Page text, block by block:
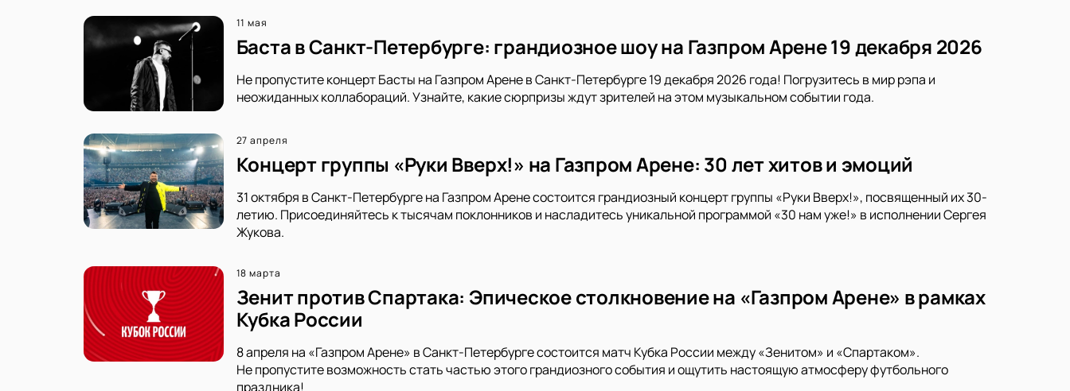
11 мая
Баста в Санкт-Петербурге: грандиозное шоу на Газпром Арене 19 декабря 2026
Не пропустите концерт Басты на Газпром Арене в Санкт-Петербурге 19 декабря 2026 года! Погрузитесь в мир рэпа и
неожиданных коллабораций. Узнайте, какие сюрпризы ждут зрителей на этом музыкальном событии года.
27 апреля
Концерт группы «Руки Вверх!» на Газпром Арене: 30 лет хитов и эмоций
31 октября в Санкт-Петербурге на Газпром Арене состоится грандиозный концерт группы «Руки Вверх!», посвященный их 30-
летию. Присоединяйтесь к тысячам поклонников и насладитесь уникальной программой «30 нам уже!» в исполнении Сергея
Жукова.
18 марта
Зенит против Спартака: Эпическое столкновение на «Газпром Арене» в рамках
Кубка России
8 апреля на «Газпром Арене» в Санкт-Петербурге состоится матч Кубка России между «Зенитом» и «Спартаком».
Не пропустите возможность стать частью этого грандиозного события и ощутить настоящую атмосферу футбольного
праздника!